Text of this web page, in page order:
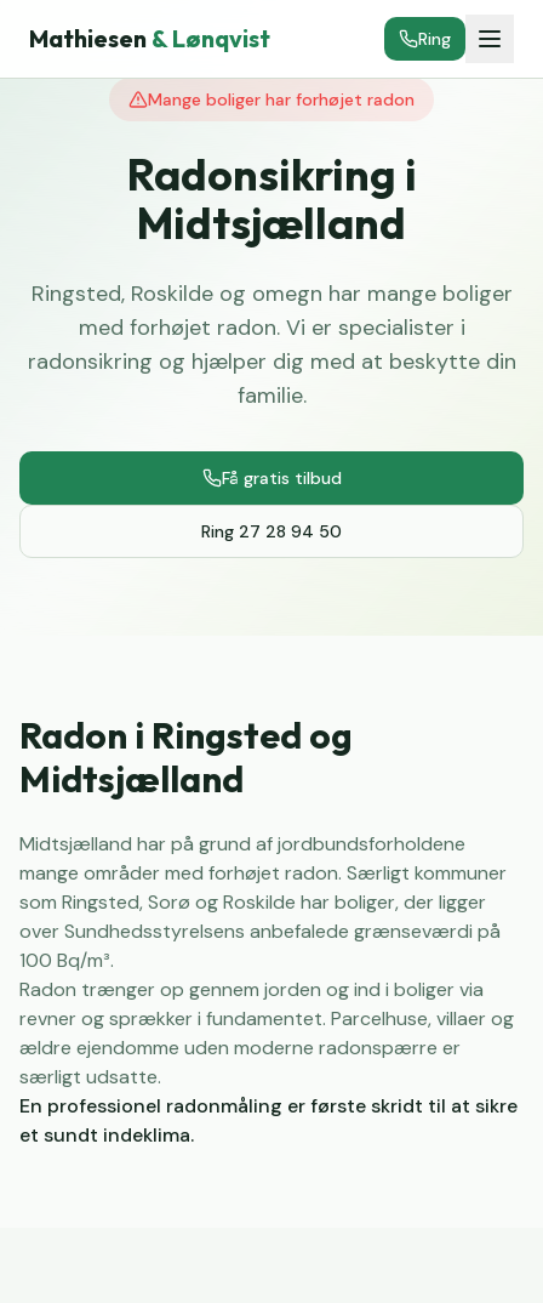
Mathiesen & Lønqvist Ring
Mange boliger har forhøjet radon
Radonsikring i
Midtsjælland
Ringsted, Roskilde og omegn har mange boliger
med forhøjet radon. Vi er specialister i
radonsikring og hjælper dig med at beskytte din
familie.
Få gratis tilbud
Ring 27 28 94 50
Radon i Ringsted og
Midtsjælland
Midtsjælland har på grund af jordbundsforholdene
mange områder med forhøjet radon. Særligt kommuner
som Ringsted, Sorø og Roskilde har boliger, der ligger
over Sundhedsstyrelsens anbefalede grænseværdi på
100 Bq/m³.
Radon trænger op gennem jorden og ind i boliger via
revner og sprækker i fundamentet. Parcelhuse, villaer og
ældre ejendomme uden moderne radonspærre er
særligt udsatte.
En professionel radonmåling er første skridt til at sikre
et sundt indeklima.